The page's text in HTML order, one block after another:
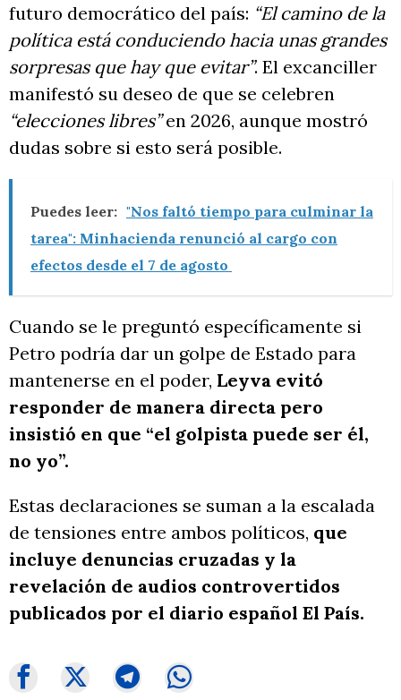
futuro democrático del país: “El camino de la
política está conduciendo hacia unas grandes
sorpresas que hay que evitar”. El excanciller
manifestó su deseo de que se celebren
“elecciones libres”en 2026, aunque mostró
dudas sobre si esto será posible.
Puedes leer: "Nos faltó tiempo para culminar la
tarea": Minhacienda renunció al cargo con
efectos desde el 7 de agosto
Cuando se le preguntó específicamente si
Petro podría dar un golpe de Estado para
mantenerse en el poder, Leyva evitó
responder de manera directa pero
insistió en que “el golpista puede ser él,
no yo”.
Estas declaraciones se suman a la escalada
de tensiones entre ambos políticos, que
incluye denuncias cruzadas y la
revelación de audios controvertidos
publicados por el diario español El País.